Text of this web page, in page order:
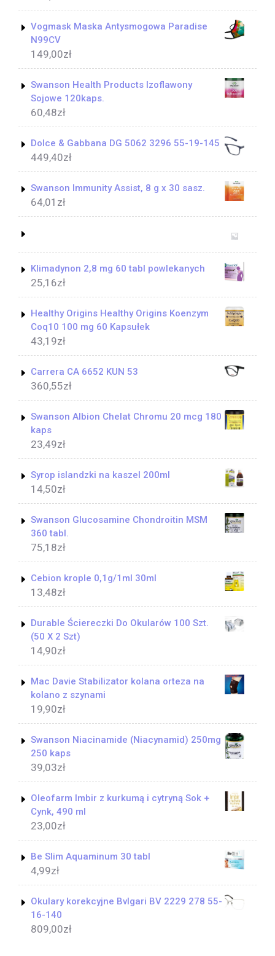
Vogmask Maska Antysmogowa Paradise
N99CV
149,00zł
Swanson Health Products Izoflawony
Sojowe 120kaps.
60,48zł
Dolce & Gabbana DG 5062 3296 55-19-145
449,40zł
Swanson Immunity Assist, 8 g x 30 sasz.
64,01 zł
Klimadynon 2,8 mg 60 tabl powlekanych
25,16zł
Healthy Origins Healthy Origins Koenzym
Coq10 100 mg 60 Kapsułek
43,19zł
Carrera CA 6652 KUN 53
360,55zł
Swanson Albion Chelat Chromu 20 mcg 180
kaps
23,49zł
Syrop islandzki na kaszel 200ml
14,50zł
Swanson Glucosamine Chondroitin MSM
360 tabl.
75,18zł
Cebion krople 0,1g/1ml 30ml
13,48zł
Durable Ściereczki Do Okularów 100 Szt.
(50 X 2 Szt)
14,90zł
Mac Davie Stabilizator kolana orteza na
kolano z szynami
19,90zł
Swanson Niacinamide (Niacynamid) 250mg
250 kaps
39,03zł
Oleofarm Imbir z kurkumą i cytryną Sok +
Cynk, 490 ml
23,00zł
Be Slim Aquaminum 30 tabl
4,99zł
Okulary korekcyjne Bvlgari BV 2229 278 55-
16-140
809,00zł